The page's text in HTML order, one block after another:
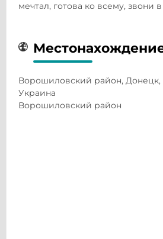
мечтал, готова ко всему, звони
Ворошиловский район, Донецк,
Украина
Ворошиловский район